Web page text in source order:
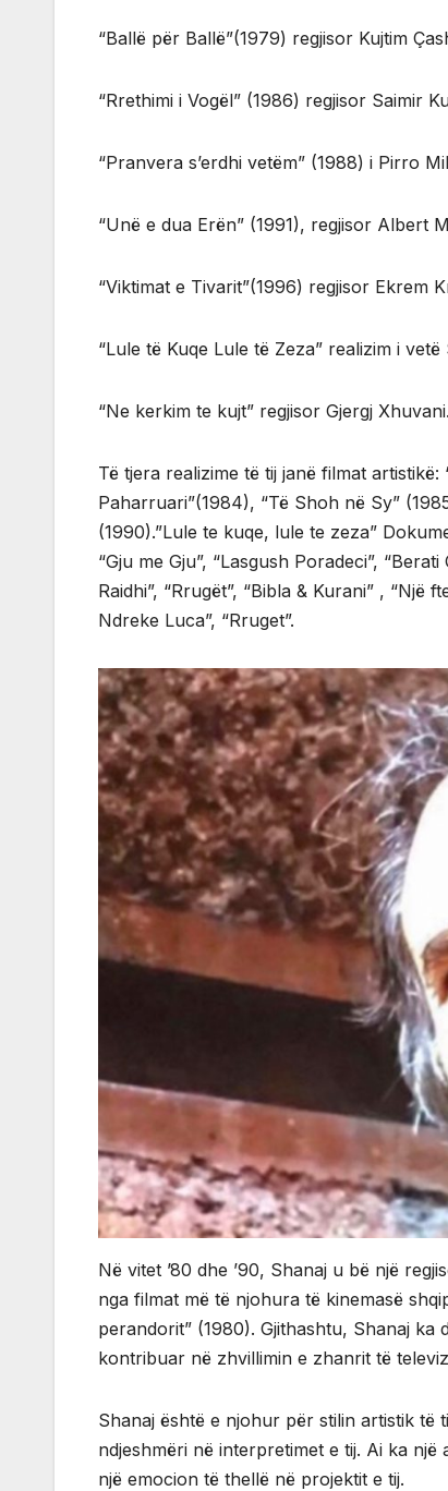
“Ballë për Ballë”(1979) regjisor Kujtim
“Rrethimi i Vogël” (1986) regjisor Saimir
“Pranvera s’erdhi vetëm” (1988) i Pirro
“Unë e dua Erën” (1991), regjisor Albert
“Viktimat e Tivarit”(1996) regjisor Ekrem
“Lule të Kuqe Lule të Zeza” realizim i vetë
“Ne kerkim te kujt” regjisor Gjergj Xhuvani.
Të tjera realizime të tij janë filmat
Paharruari”(1984), “Të Shoh në Sy”
(1990).”Lule te kuqe, lule te zeza”
“Gju me Gju”, “Lasgush Poradeci”,
Raidhi”, “Rrugët”, “Bibla & Kurani” , “Një
Ndreke Luca”, “Rruget”.
Në vitet ’80 dhe ’90, Shanaj u bë një
nga filmat më të njohura të kinemasë
perandorit” (1980). Gjithashtu, Shanaj
kontribuar në zhvillimin e zhanrit të
Shanaj është e njohur për stilin artistik të
ndjeshmëri në interpretimet e tij. Ai ka
një emocion të thellë në projektit e tij.